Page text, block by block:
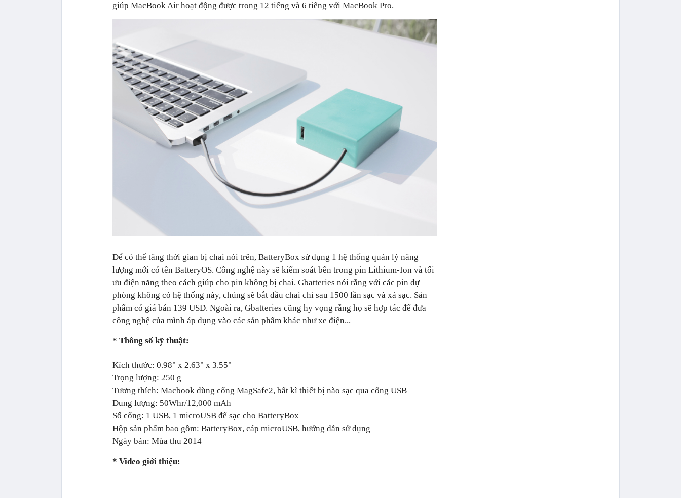
giúp MacBook Air hoạt động được trong 12 tiếng và 6 tiếng với MacBook Pro.
Để có thể tăng thời gian bị chai nói trên, BatteryBox sử dụng 1 hệ thống quản lý năng
lượng mới có tên BatteryOS. Công nghệ này sẽ kiểm soát bên trong pin Lithium-Ion và tối
ưu điện năng theo cách giúp cho pin không bị chai. Gbatteries nói rằng với các pin dự
phòng không có hệ thống này, chúng sẽ bắt đầu chai chỉ sau 1500 lần sạc và xả sạc. Sản
phẩm có giá bán 139 USD. Ngoài ra, Gbatteries cũng hy vọng rằng họ sẽ hợp tác để đưa
công nghệ của mình áp dụng vào các sản phẩm khác như xe điện...
* Thông số kỹ thuật:
Kích thước: 0.98" x 2.63" x 3.55"
Trọng lượng: 250 g
Tương thích: Macbook dùng cổng MagSafe2, bất kì thiết bị nào sạc qua cổng USB
Dung lượng: 50Whr/12,000 mAh
Số cổng: 1 USB, 1 microUSB để sạc cho BatteryBox
Hộp sản phẩm bao gồm: BatteryBox, cáp microUSB, hướng dẫn sử dụng
Ngày bán: Mùa thu 2014
* Video giới thiệu: